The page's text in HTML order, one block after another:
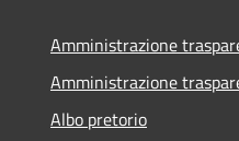
Amministrazione
Amministrazione
Albo pretorio